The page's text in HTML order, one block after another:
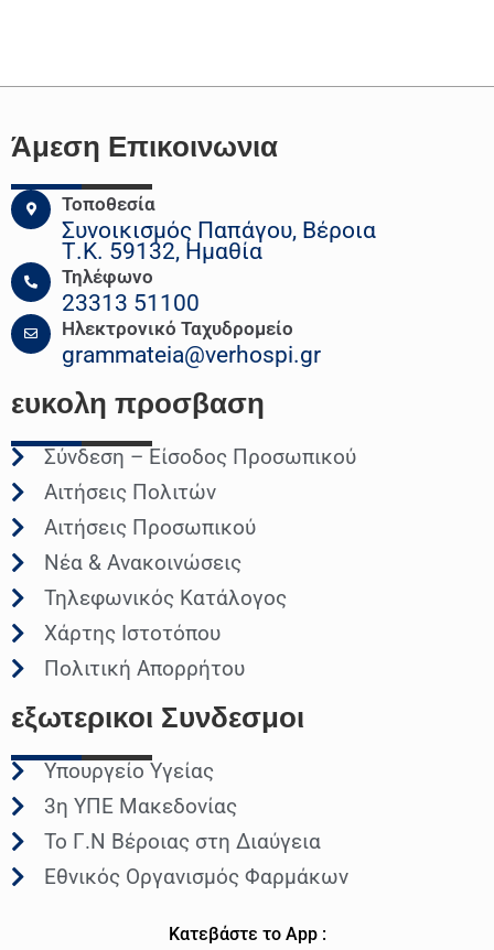
Άμεση Επικοινωνια
Τοποθεσία
Συνοικισμός Παπάγου, Βέροια
Τ.Κ. 59132, Ημαθία
Τηλέφωνο
23313 51100
Ηλεκτρονικό Ταχυδρομείο
grammateia@verhospi.gr
ευκολη προσβαση
Σύνδεση – Είσοδος Προσωπικού
Αιτήσεις Πολιτών
Αιτήσεις Προσωπικού
Νέα & Ανακοινώσεις
Τηλεφωνικός Κατάλογος
Χάρτης Ιστοτόπου
Πολιτική Απορρήτου
εξωτερικοι Συνδεσμοι
Υπουργείο Υγείας
3η ΥΠΕ Μακεδονίας
Το Γ.Ν Βέροιας στη Διαύγεια
Εθνικός Οργανισμός Φαρμάκων
Κατεβάστε το App :